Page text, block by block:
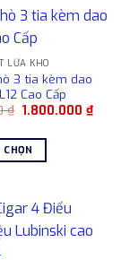
trang
sản
phẩm
LỬA KHÒ
3 tia kèm dao
Cao Cấp
₫ Giá
2.300.000 ₫.
1.800.000₫Giá
hiện
CHỌN
này
có